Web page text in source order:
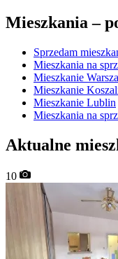
Mieszkania –
Sprzedam
Mieszkania na
Mieszkanie
Mieszkanie
Mieszkanie Lublin
Mieszkania na
Aktualne
10